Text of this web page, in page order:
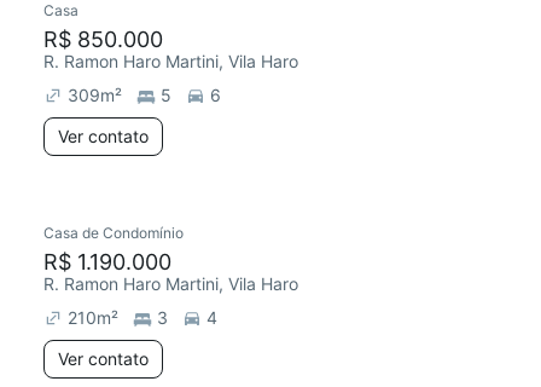
Chegou este mês
Casa
R$ 850.000
R. Ramon Haro Martini, Vila Haro
309m² 5
6
Ver contato
Redecorar
Casa de Condomínio
R$ 1.190.000
R. Ramon Haro Martini, Vila Haro
210m² 3
4
Ver contato